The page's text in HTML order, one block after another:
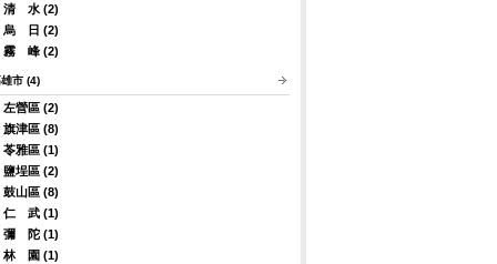
清 水 (2)
烏 日 (2)
霧 峰 (2)
市 (4)
左營區 (2)
旗津區 (8)
苓雅區 (1)
鹽埕區 (2)
鼓山區 (8)
仁 武 (1)
彌 陀 (1)
林 園 (1)